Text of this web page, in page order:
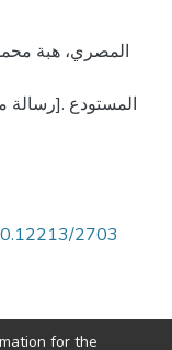
2703
for the